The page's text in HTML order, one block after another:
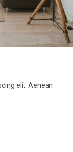
elit. Aenean